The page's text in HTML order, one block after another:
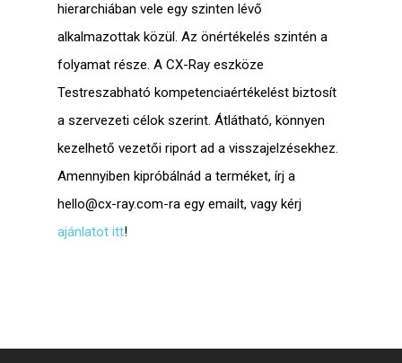
hierarchiában vele egy szinten lévő
alkalmazottak közül. Azönértékelésszintén a
folyamat része. A CX-Ray eszköze
Testreszabható kompetenciaértékeléstbiztosít
a szervezeti célok szerint. Átlátható, könnyen
kezelhetővezetői riport ada visszajelzésekhez.
Amennyiben kipróbálnád a terméket, írj a
hello@cx-ray.com-ra egy emailt, vagy kérj
ajánlatot itt!